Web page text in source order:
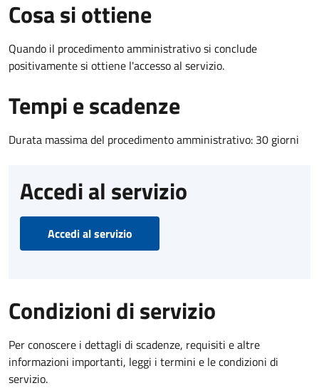
Cosa si ottiene
Quando il procedimento amministrativo si conclude
positivamente si ottiene l'accesso al servizio.
Tempi e scadenze
Durata massima del procedimento amministrativo: 30 giorni
Accedi al servizio
Accedi al servizio
Condizioni di servizio
Per conoscere i dettagli di scadenze, requisiti e altre
informazioni importanti, leggi i termini e le condizioni di
servizio.